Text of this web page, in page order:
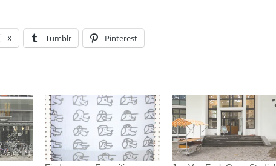
X Tumblr Pinterest